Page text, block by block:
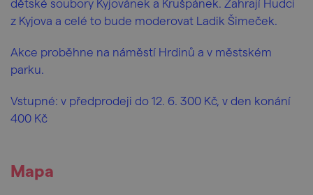
dětské soubory Kyjovánek a Krušpánek. Zahrají Hudci
z Kyjova a celé to bude moderovat Ladik Šimeček.
Akce proběhne na náměstí Hrdinů a v městském
parku.
Vstupné: v předprodeji do 12. 6. 300 Kč, v den konání
400 Kč
Mapa